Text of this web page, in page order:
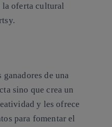
la oferta cultural
de una
sino que crea un
y les ofrece
para fomentar el